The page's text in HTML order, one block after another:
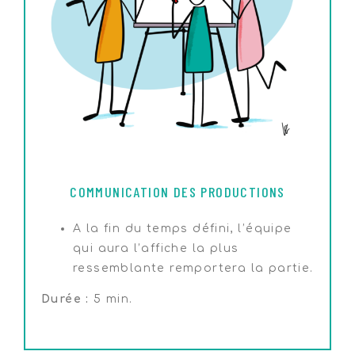
COMMUNICATION DES PRODUCTIONS
A la fin du temps défini, l’équipe
qui aura l’affiche la plus
ressemblante remportera la partie.
Durée : 5 min.